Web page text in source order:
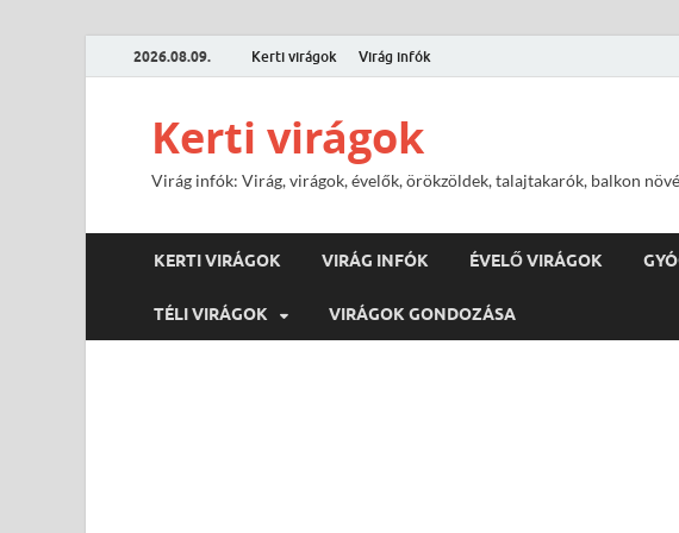
2026.08.09. Kerti virágok Virág infók
Kerti virágok
Virág infók: Virág, virágok, évelők, örökzöldek, talajtakarók, balkon
KERTI VIRÁGOK VIRÁG INFÓK ÉVELŐ VIRÁGOK
TÉLI VIRÁGOK VIRÁGOK GONDOZÁSA